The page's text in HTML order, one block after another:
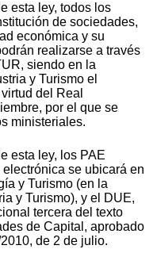
esta ley, todos los
de sociedades,
económica y su
realizarse a través
siendo en la
y Turismo el
del Real
por el que se
ministeriales.
esta ley, los PAE
se ubicará en
y Turismo (en la
y Turismo), y el DUE,
tercera del texto
de Capital, aprobado
de 2 de julio.